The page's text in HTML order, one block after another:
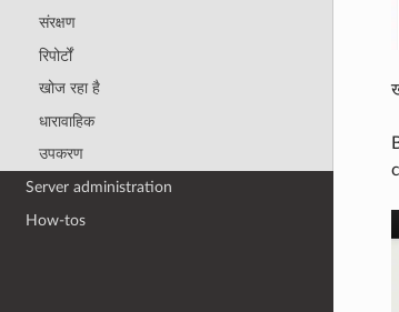
संरक्षण
रिपोर्टों
खोज रहा है
धारावाहिक
उपकरण
Server administration
How-tos